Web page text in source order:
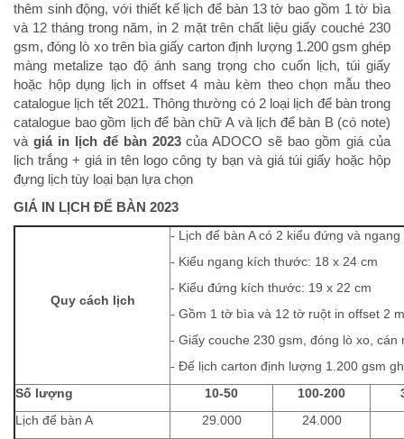
thêm sinh động, với thiết kế lịch để bàn 13 tờ bao gồm 1 tờ bìa
và 12 tháng trong năm, in 2 mặt trên chất liệu giấy couché 230
gsm, đóng lò xo trên bìa giấy carton định lượng 1.200 gsm ghép
màng metalize tạo độ ánh sang trọng cho cuốn lịch, túi giấy
hoặc hộp dụng lịch in offset 4 màu kèm theo chọn mẫu theo
catalogue lịch tết 2021. Thông thường có 2 loại lịch để bàn trong
catalogue bao gồm lịch để bàn chữ A và lịch để bàn B (có note)
và giá in lịch để bàn 2023của ADOCO sẽ bao gồm giá của
lịch trắng + giá in tên logo công ty bạn và giá túi giấy hoặc hộp
đựng lịch tùy loại bạn lựa chọn
GIÁ IN LỊCH ĐỂ BÀN 2023
Quy cách lịch
- Lịch để bàn A có 2 kiểu đứng và ngang
- Kiểu ngang kích thước: 18 x 24 cm
- Kiểu đứng kích thước: 19 x 22 cm
- Gồm 1 tờ bìa và 12 tờ ruột in offset 2
- Giấy couche 230 gsm, đóng lò xo, cán
- Đế lịch carton định lượng 1.200 gsm
Số lượng
10-50 100-200
Lịch để bàn A
29.000
24.000